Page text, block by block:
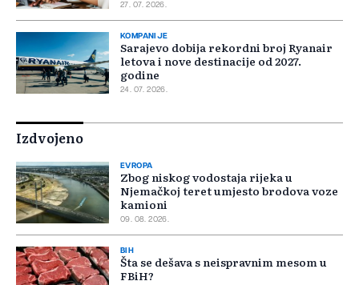
27. 07. 2026.
KOMPANIJE
Sarajevo dobija rekordni broj Ryanair
letova i nove destinacije od 2027.
godine
24. 07. 2026.
Izdvojeno
EVROPA
Zbog niskog vodostaja rijeka u
Njemačkoj teret umjesto brodova voze
kamioni
09. 08. 2026.
BIH
Šta se dešava s neispravnim mesom u
FBiH?